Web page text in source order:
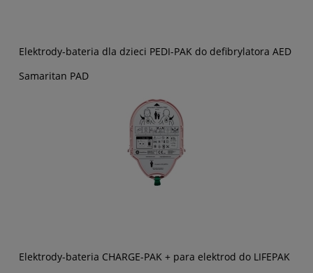
Elektrody-bateria dla dzieci PEDI-PAK do defibrylatora AED
Samaritan PAD
Elektrody-bateria CHARGE-PAK + para elektrod do LIFEPAK